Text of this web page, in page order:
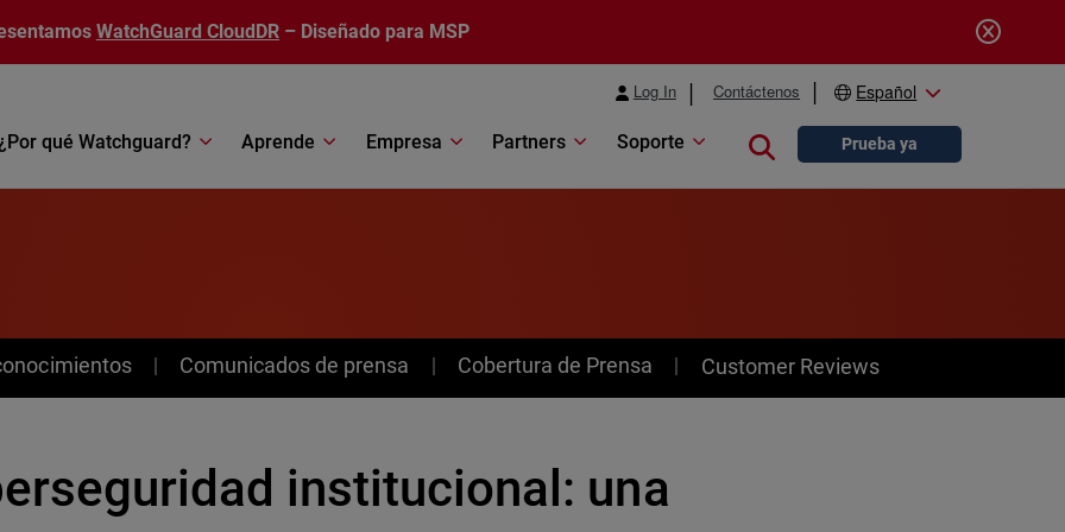
WatchGuard CloudDR – Diseñado para MSP
Log In Contáctenos Español
qué Watchguard? Aprende Empresa Partners Soporte Close searchPrueba ya
Comunicados de prensa Cobertura de Prensa Customer Reviews
institucional: una